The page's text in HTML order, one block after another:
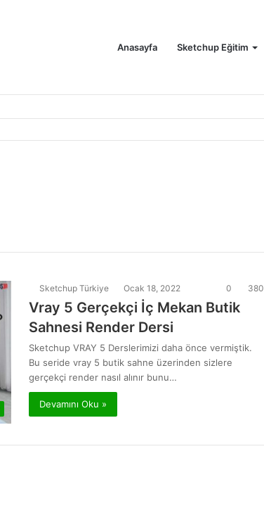
Anasayfa Sketchup Eğitim
Sketchup Türkiye Ocak 18, 2022 0 380
Vray 5 Gerçekçi İç Mekan Butik
Sahnesi Render Dersi
Sketchup VRAY 5 Derslerimizi daha önce vermiştik.
Bu seride vray 5 butik sahne üzerinden sizlere
gerçekçi render nasıl alınır bunu…
Devamını Oku »